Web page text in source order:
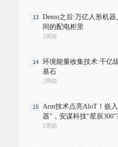
13
Demo之后:万亿人形机
间的配电柜里
2周前
14
环境能量收集技术:千亿
基石
2周前
15
Arm技术点亮AloT！嵌
器”，安谋科技“星辰
2周前